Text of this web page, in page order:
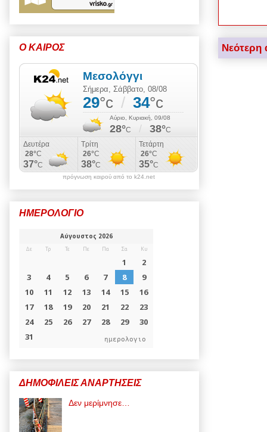
Νεότερη
Ο ΚΑΙΡΟΣ
πρόγνωση καιρού από το k24.net
ΗΜΕΡΟΛΟΓΙΟ
ημερολογιο
ΔΗΜΟΦΙΛΕΙΣ ΑΝΑΡΤΗΣΕΙΣ
Δεν μερίμνησε…